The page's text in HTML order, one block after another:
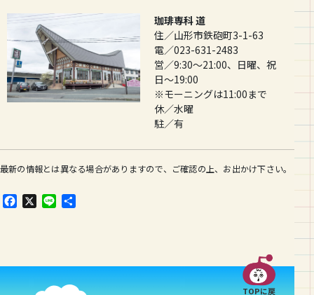
珈琲専科 道
住／山形市鉄砲町3-1-63
電／023-631-2483
営／9:30〜21:00、日曜、祝
日〜19:00
※モーニングは11:00まで
休／水曜
駐／有
最新の情報とは異なる場合がありますので、ご確認の上、お出かけ下さい。
F
o
o
X
L
TOPに戻